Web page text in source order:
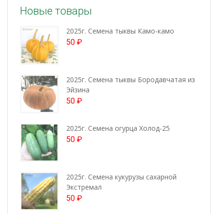
Новые товары
2025г. Семена тыквы Камо-камо
50 ₽
2025г. Семена тыквы Бородавчатая из
Эйзина
50 ₽
2025г. Семена огурца Холод-25
50 ₽
2025г. Семена кукурузы сахарной
Экстремал
50 ₽